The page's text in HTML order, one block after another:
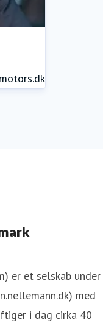
er et selskab under
med
i dag cirka 40